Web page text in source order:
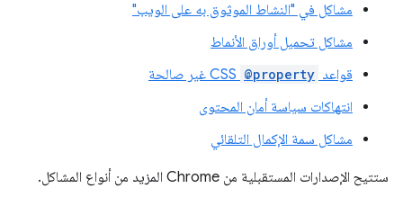
مشاكل في "النشاط الموثوق به على الويب"
مشاكل تحميل أوراق الأنماط
قواعد @property
انتهاكات سياسة أمان المحتوى
مشاكل سمة الإكمال التلقائي
ستتيح الإصدارات المستقبلية من Chrome المزيد من أنواع المشاكل.